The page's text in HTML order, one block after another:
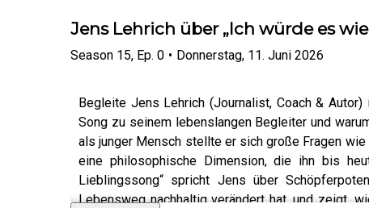
Jens Lehrich über „Ich würde es
Season 15, Ep. 0 • Donnerstag, 11. Juni 2026
Begleite Jens Lehrich (Journalist, Coach &
Song zu seinem lebenslangen Begleiter und
als junger Mensch stellte er sich große Fragen wie
eine philosophische Dimension, die ihn bis
Lieblingssong“ spricht Jens über
Lebensweg nachhaltig verändert hat, und zeigt,